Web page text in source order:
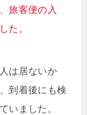
旅客便の入
た。
は居ないか
到着後にも検
いました。